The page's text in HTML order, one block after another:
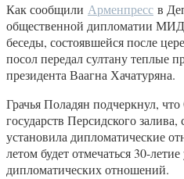
Как сообщили Арменпресс в
общественной дипломатии
беседы, состоявшейся после
посол передал султану теплые
президента Ваагна Хачатуряна.
Грачья Поладян подчеркнул,
государств Персидского
установила дипломатические
летом будет отмечаться 30-
дипломатических отношений.